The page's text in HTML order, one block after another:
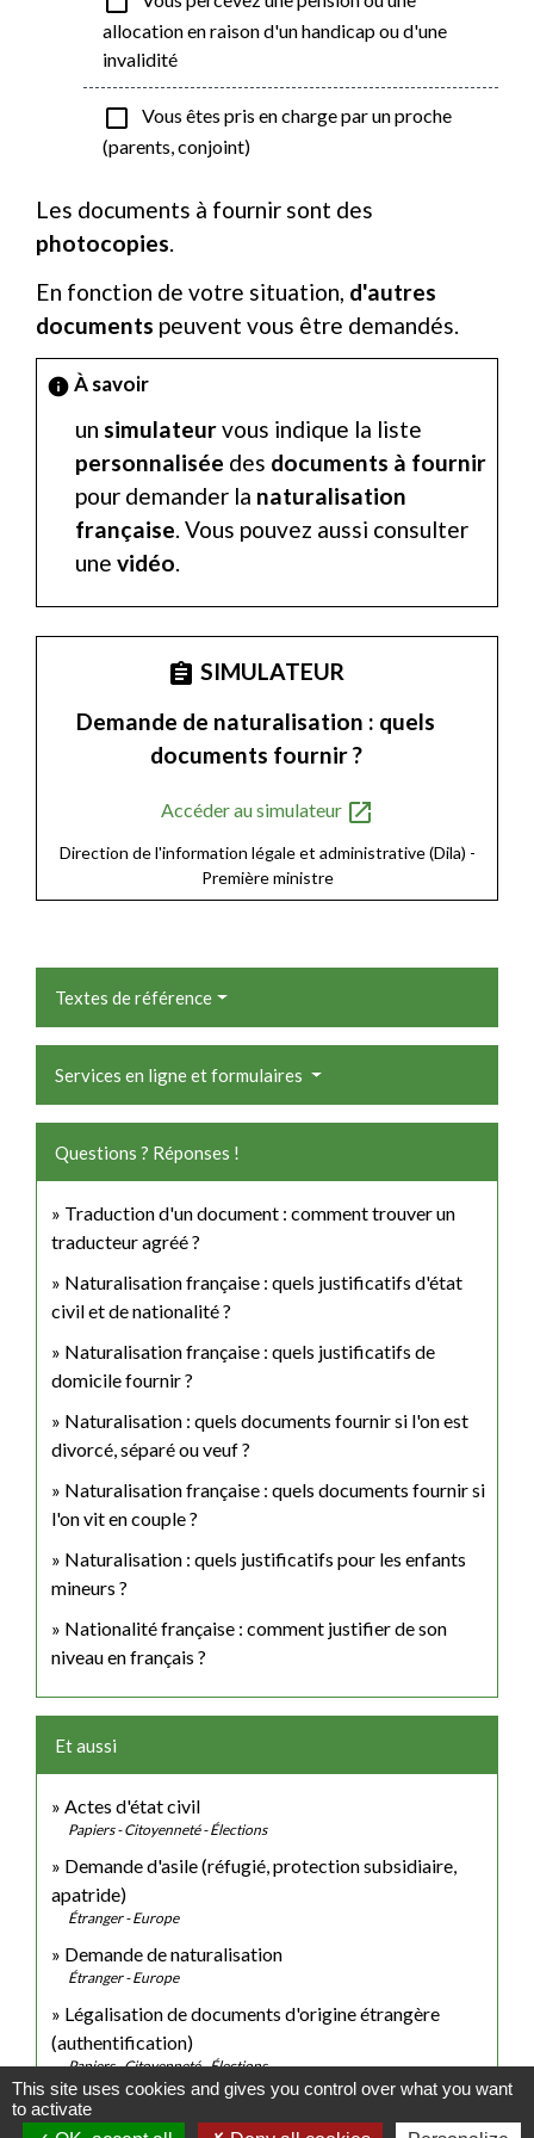
allocation en raison d'un handicap ou d'une
invalidité
check_box_outline_blank
Vous êtes pris en charge par un proche
(parents, conjoint)
Les documents à fournir sont des
photocopies.
En fonction de votre situation, d'autres
documents peuvent vous être demandés.
info À savoir
un simulateurvous indique la liste
personnalisée des documents à fournir
pour demander la naturalisation
française. Vous pouvez aussi consulter
une vidéo.
assignment SIMULATEUR
Demande de naturalisation : quels
documents fournir ?
Accéder au simulateur open_in_new
Direction de l'information légale et administrative (Dila) -
Première ministre
Textes de référence
Services en ligne et formulaires
Questions ? Réponses !
Traduction d'un document : comment trouver un
traducteur agréé ?
Naturalisation française : quels justificatifs d'état
civil et de nationalité ?
Naturalisation française : quels justificatifs de
domicile fournir ?
Naturalisation : quels documents fournir si l'on est
divorcé, séparé ou veuf ?
Naturalisation française : quels documents fournir si
l'on vit en couple ?
Naturalisation : quels justificatifs pour les enfants
mineurs ?
Nationalité française : comment justifier de son
niveau en français ?
Et aussi
Actes d'état civil
Papiers - Citoyenneté - Élections
Demande d'asile (réfugié, protection subsidiaire,
apatride)
Étranger - Europe
Demande de naturalisation
Étranger - Europe
Légalisation de documents d'origine étrangère
(authentification)
Papiers - Citoyenneté - Élections
This site uses cookies and gives you control over what you want
to activate